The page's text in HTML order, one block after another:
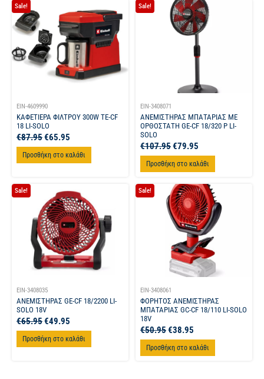
Sale!
EIN-4609990
ΚΑΦΕΤΙΕΡΑ ΦΙΛΤΡΟΥ 300W TE-CF
18 LI-SOLO
€87.95€65.95
Προσθήκη στο καλάθι
Sale!
EIN-3408071
ΑΝΕΜΙΣΤΗΡΑΣ ΜΠΑΤΑΡΙΑΣ ΜΕ
ΟΡΘΟΣΤΑΤΗ GE-CF 18/320 P LI-
SOLO
€107.95€79.95
Προσθήκη στο καλάθι
Sale!
EIN-3408035
ΑΝΕΜΙΣΤΗΡΑΣ GE-CF 18/2200 LI-
SOLO 18V
€65.95€49.95
Προσθήκη στο καλάθι
Sale!
EIN-3408061
ΦΟΡΗΤΟΣ ΑΝΕΜΙΣΤΗΡΑΣ
ΜΠΑΤΑΡΙΑΣ GC-CF 18/110 LI-SOLO
18V
€50.95€38.95
Προσθήκη στο καλάθι